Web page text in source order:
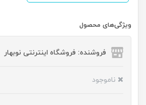
ویژگی‌های محصول
فروشنده: فروشگاه اینترنتی نوبهار
ناموجود